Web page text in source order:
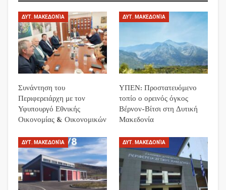
ΔΥΤ. ΜΑΚΕΔΟΝΊΑ
Συνάντηση του
Περιφερειάρχη με τον
Υφυπουργό Εθνικής
Οικονομίας & Οικονομικών
ΔΥΤ. ΜΑΚΕΔΟΝΊΑ
ΥΠΕΝ: Προστατευόμενο
τοπίο ο ορεινός όγκος
Βέρνον-Βίτσι στη Δυτική
Μακεδονία
ΔΥΤ. ΜΑΚΕΔΟΝΊΑ ΔΥΤ. ΜΑΚΕΔΟΝΊΑ